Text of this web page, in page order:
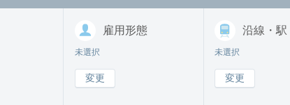
雇用形態
未選択
変更
沿線・駅
未選択
変更